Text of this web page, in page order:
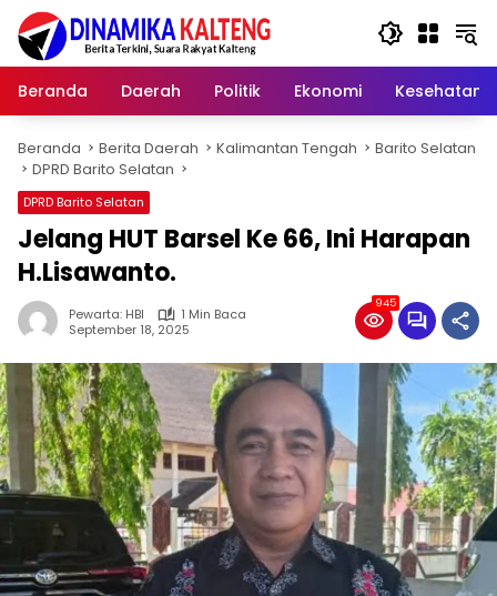
Langsung
konten
Beranda
Daerah Politik Ekonomi Kesehatan
Beranda Berita Daerah Kalimantan Tengah
Barito Selatan
DPRD Barito Selatan
DPRD Barito Selatan
Jelang HUT Barsel Ke 66, Ini Harapan
H.Lisawanto.
Pewarta: HBI
1 Min Baca
September 18, 2025
945